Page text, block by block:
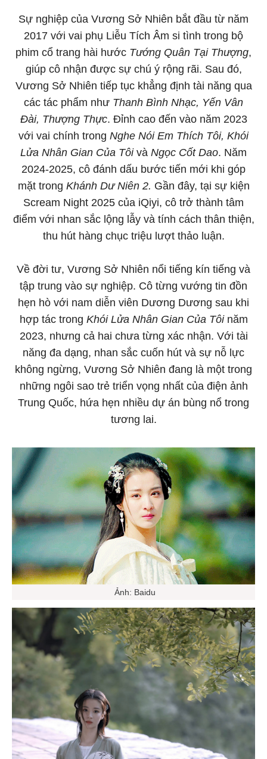
Sự nghiệp của Vương Sở Nhiên bắt đầu từ năm
2017 với vai phụ Liễu Tích Âm si tình trong bộ
phim cổ trang hài hước Tướng Quân Tại Thượng,
giúp cô nhận được sự chú ý rộng rãi. Sau đó,
Vương Sở Nhiên tiếp tục khẳng định tài năng qua
các tác phẩm như Thanh Bình Nhạc, Yến Vân
Đài, Thượng Thực. Đỉnh cao đến vào năm 2023
với vai chính trong Nghe Nói Em Thích Tôi, Khói
Lửa Nhân Gian Của Tôi và Ngọc Cốt Dao. Năm
2024-2025, cô đánh dấu bước tiến mới khi góp
mặt trong Khánh Dư Niên 2. Gần đây, tại sự kiện
Scream Night 2025 của iQiyi, cô trở thành tâm
điểm với nhan sắc lộng lẫy và tính cách thân thiện,
thu hút hàng chục triệu lượt thảo luận.
Về đời tư, Vương Sở Nhiên nổi tiếng kín tiếng và
tập trung vào sự nghiệp. Cô từng vướng tin đồn
hẹn hò với nam diễn viên Dương Dương sau khi
hợp tác trong Khói Lửa Nhân Gian Của Tôinăm
2023, nhưng cả hai chưa từng xác nhận. Với tài
năng đa dạng, nhan sắc cuốn hút và sự nỗ lực
không ngừng, Vương Sở Nhiên đang là một trong
những ngôi sao trẻ triển vọng nhất của điện ảnh
Trung Quốc, hứa hẹn nhiều dự án bùng nổ trong
tương lai.
Ảnh: Baidu